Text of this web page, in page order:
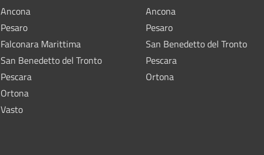
Ancona
Pesaro
Falconara Marittima
San Benedetto del Tronto
Pescara
Ortona
Vasto
Ancona
Pesaro
San Benedetto del Tronto
Pescara
Ortona